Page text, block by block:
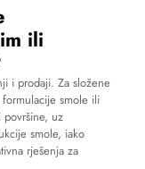
ili
i prodaji. Za složene
smole ili
uz
smole, iako
rješenja za